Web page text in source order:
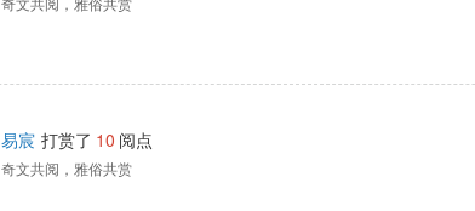
易宸 打赏了 10 阅点
奇文共阅，雅俗共赏